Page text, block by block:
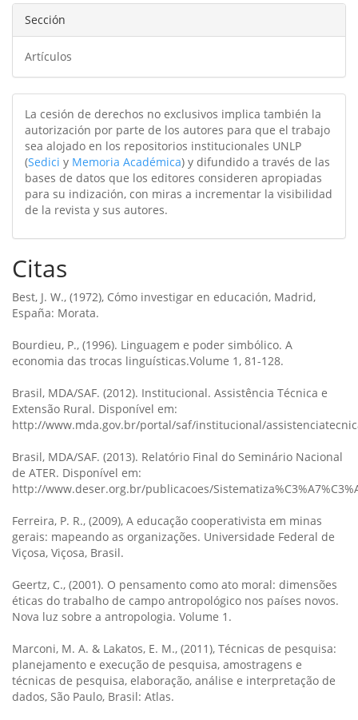
Sección
Artículos
La cesión de derechos no exclusivos implica también la
autorización por parte de los autores para que el trabajo
sea alojado en los repositorios institucionales UNLP
(Sedici y Memoria Académica) y difundido a través de las
bases de datos que los editores consideren apropiadas
para su indización, con miras a incrementar la visibilidad
de la revista y sus autores.
Citas
Best, J. W., (1972), Cómo investigar en educación, Madrid,
España: Morata.
Bourdieu, P., (1996). Linguagem e poder simbólico. A
economia das trocas linguísticas.Volume 1, 81-128.
Brasil, MDA/SAF. (2012). Institucional. Assistência Técnica e
Extensão Rural. Disponível em:
http://www.mda.gov.br/portal/saf/institucional/
Brasil, MDA/SAF. (2013). Relatório Final do Seminário Nacional
de ATER. Disponível em:
http://www.deser.org.br/publicacoes/
Ferreira, P. R., (2009), A educação cooperativista em minas
gerais: mapeando as organizações. Universidade Federal de
Viçosa, Viçosa, Brasil.
Geertz, C., (2001). O pensamento como ato moral: dimensões
éticas do trabalho de campo antropológico nos países novos.
Nova luz sobre a antropologia. Volume 1.
Marconi, M. A. & Lakatos, E. M., (2011), Técnicas de pesquisa:
planejamento e execução de pesquisa, amostragens e
técnicas de pesquisa, elaboração, análise e interpretação de
dados, São Paulo, Brasil: Atlas.